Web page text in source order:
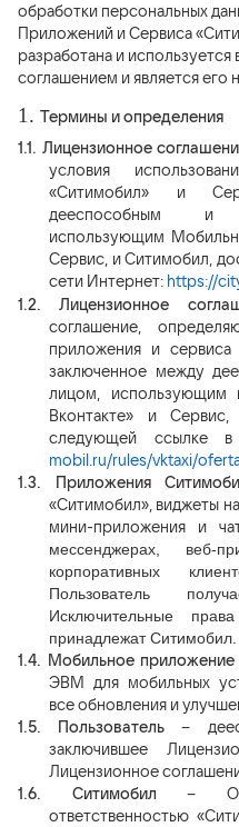
обработки персональных
Приложений и Сервиса
разработана и
соглашением и является
1. Термины и определения
1.1. Лицензионное
условия
«Ситимобил» и
дееспособным и
использующим
Сервис, и Ситимобил,
сети Интернет: https://
1.2. Лицензионное
соглашение,
приложения и сервиса
заключенное между
лицом, использующим
Вконтакте» и
следующей ссылке
mobil.ru/rules/vktaxi/
1.3.
Приложения
«Ситимобил», виджеты
мини-приложения и
мессенджерах,
корпоративных
Пользователь
Исключительные
принадлежат Ситимобил.
1.4. Мобильное
ЭВМ для мобильных
все обновления и
1.5.
Пользователь –
заключившее
Лицензионное
1.6.
Ситимобил–
ответственностью